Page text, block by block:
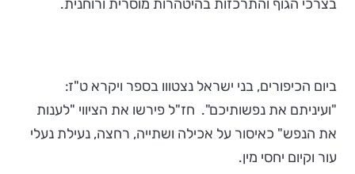
בצרכי הגוף והתרכזות בהיטהרות מוסרית ורוחנית.
ביום הכיפורים, בני ישראל נצטווו בספר ויקרא ט"ז:
"ועיניתם את נפשותיכם". חז"ל פירשו את הציווי "לענות
את הנפש" כאיסור על אכילה ושתייה, רחצה, נעילת נעלי
עור וקיום יחסי מין.